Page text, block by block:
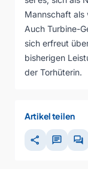
Mannschaft als
Auch Turbine-
sich erfreut
bisherigen
der Torhüterin.
Artikel teilen
share chat forum